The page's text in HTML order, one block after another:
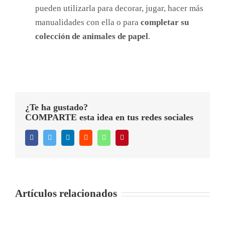
pueden utilizarla para decorar, jugar, hacer más
manualidades con ella o para completar su
colección de animales de papel.
¿Te ha gustado?
COMPARTE esta idea en tus redes sociales
FacebookTwitter LinkedInReddit WhatsApp
Artículos relacionados